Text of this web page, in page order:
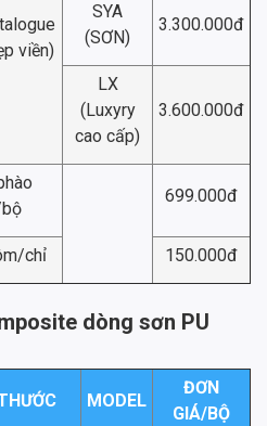
viền)
SYA
(SƠN)
3.300.000đ
LX
(Luxyry
cao cấp)
3.600.000đ
699.000đ
chỉ 150.000đ
dòng sơn PU
MODEL
ĐƠN
GIÁ/BỘ